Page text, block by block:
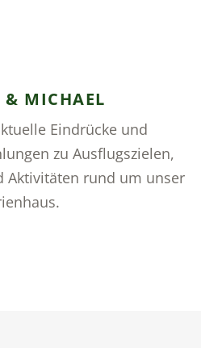
& MICHAEL
Eindrücke und
zu Ausflugszielen,
Aktivitäten rund um unser